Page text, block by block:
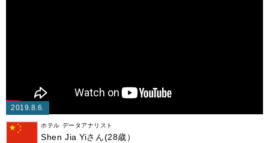
2019.8.6.
ホテル データアナリスト
Shen Jia Yiさん(28歳）